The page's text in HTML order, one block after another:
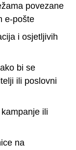
povezane
e-pošte
i osjetljivih
bi se
ili poslovni
ili
na